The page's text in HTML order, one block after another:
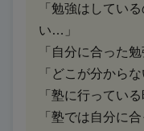
「勉強はしてい
い…」
「自分に合った
「どこが分から
「塾に行ってい
「塾では自分に